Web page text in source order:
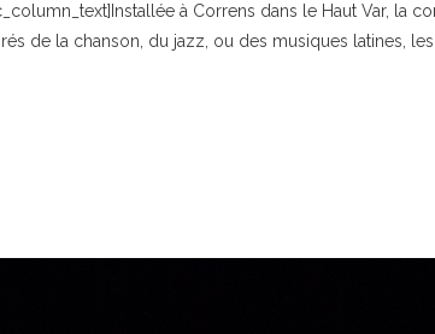
à Correns dans le Haut Var, la
de la chanson, du jazz, ou des musiques latines, les